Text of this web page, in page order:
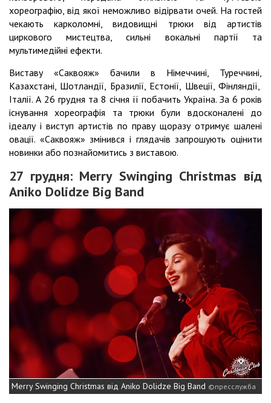
хореографію, від якої неможливо відірвати очей. На гостей
чекають карколомні, видовищні трюки від артистів
циркового мистецтва, сильні вокальні партії та
мультимедійні ефекти.
Виставу «Саквояж» бачили в Німеччині, Туреччині,
Казахстані, Шотландії, Бразилії, Естонії, Швеції, Фінляндії,
Італії. А 26 грудня та 8 січня її побачить Україна. За 6 років
існування хореографія та трюки були вдосконалені до
ідеалу і виступ артистів по праву щоразу отримує шалені
овації. «Саквояж» змінився і глядачів запрошують оцінити
новинки або познайомитись з виставою.
27 грудня: Merry Swinging Christmas від
Aniko Dolidze Big Band
Merry Swinging Christmas від Aniko Dolidze Big Band пресслужба